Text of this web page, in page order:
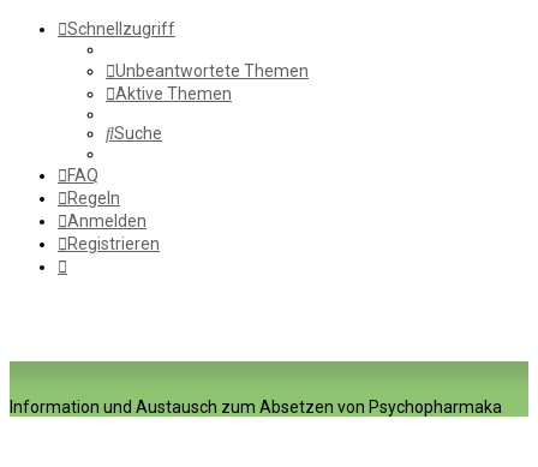
Schnellzugriff
Unbeantwortete Themen
Aktive Themen
Suche
FAQ
Regeln
Anmelden
Registrieren
Information und Austausch zum Absetzen von Psychopharmaka